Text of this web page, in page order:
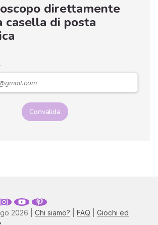
direttamente
casella di posta
Convalida
2026 | Chi siamo? FAQ
Giochi ed